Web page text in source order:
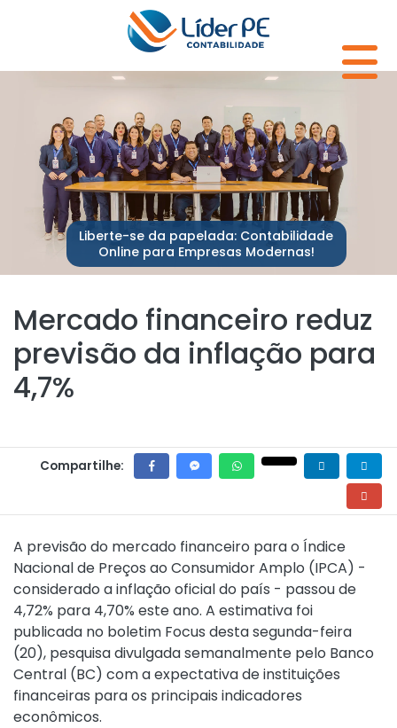
Liberte-se da papelada: Contabilidade
Online para Empresas Modernas!
Mercado financeiro reduz
previsão da inflação para
4,7%
Compartilhe:
A previsão do mercado financeiro para o Índice
Nacional de Preços ao Consumidor Amplo (IPCA) -
considerado a inflação oficial do país - passou de
4,72% para 4,70% este ano. A estimativa foi
publicada no boletim Focus desta segunda-feira
(20), pesquisa divulgada semanalmente pelo Banco
Central (BC) com a expectativa de instituições
financeiras para os principais indicadores
econômicos.